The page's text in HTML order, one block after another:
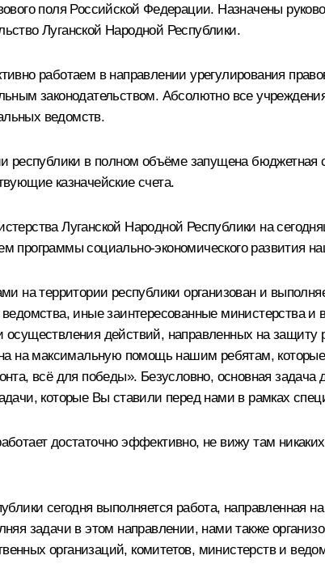
поля Российской Федерации. Назначены
Луганской Народной Республики.
работаем в направлении урегулирования
законодательством. Абсолютно все
ведомств.
республики в полном объёме запущена
казначейские счета.
Луганской Народной Республики на
программы социально-экономического развития
на территории республики организован и
иные заинтересованные министерства
действий, направленных на
на максимальную помощь нашим ребятам,
всё для победы». Безусловно, основная
которые Вы ставили перед нами в рамках
достаточно эффективно, не вижу там
сегодня выполняется работа, направленная
задачи в этом направлении, нами также
организаций, комитетов, министерств и